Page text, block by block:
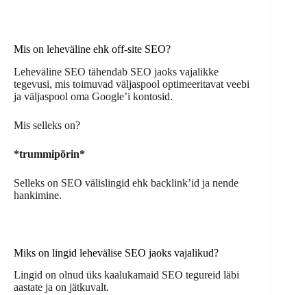
Mis on leheväline ehk off-site SEO?
Leheväline SEO tähendab SEO jaoks vajalikke
tegevusi, mis toimuvad väljaspool optimeeritavat veebi
ja väljaspool oma Google’i kontosid.
Mis selleks on?
*trummipõrin*
Selleks on SEO välislingid ehk backlink’id ja nende
hankimine.
Miks on lingid lehevälise SEO jaoks vajalikud?
Lingid on olnud üks kaalukamaid SEO tegureid läbi
aastate ja on jätkuvalt.